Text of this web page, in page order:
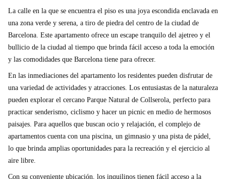
Explore su nuevo barrio y siéntase como en casa.
La calle en la que se encuentra el piso es una joya escondida enclavada en
una zona verde y serena, a tiro de piedra del centro de la ciudad de
Barcelona. Este apartamento ofrece un escape tranquilo del ajetreo y el
bullicio de la ciudad al tiempo que brinda fácil acceso a toda la emoción
y las comodidades que Barcelona tiene para ofrecer.
En las inmediaciones del apartamento los residentes pueden disfrutar de
una variedad de actividades y atracciones. Los entusiastas de la naturaleza
pueden explorar el cercano Parque Natural de Collserola, perfecto para
practicar senderismo, ciclismo y hacer un picnic en medio de hermosos
paisajes. Para aquellos que buscan ocio y relajación, el complejo de
apartamentos cuenta con una piscina, un gimnasio y una pista de pádel,
lo que brinda amplias oportunidades para la recreación y el ejercicio al
aire libre.
Con su conveniente ubicación, los inquilinos tienen fácil acceso a la